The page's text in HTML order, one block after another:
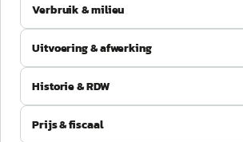
Verbruik & milieu
Uitvoering & afwerking
Historie & RDW
Prijs & fiscaal